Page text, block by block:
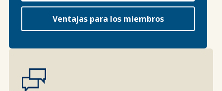
Ventajas para los miembros